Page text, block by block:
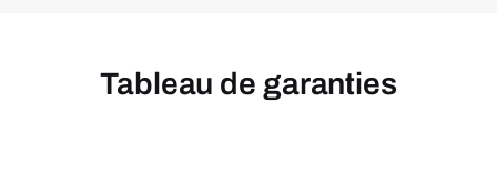
Tableau de garanties